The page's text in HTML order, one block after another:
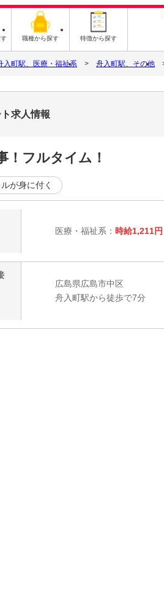
職種から探す 特徴から探す
入町駅、医療・福祉系 舟入町駅、その他
求人情報
！フルタイム！
が身に付く
医療・福祉系： 時給1,211円
広島県広島市中区
舟入町駅から徒歩で7分